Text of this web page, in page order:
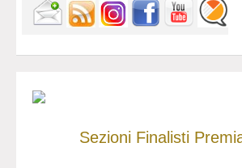
Sezioni Finalisti